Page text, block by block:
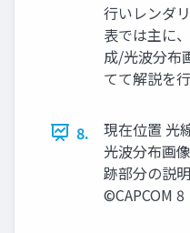
行いレンダ
表では主に
成/光波分布
てて解説を
8.
現在位置 光
光波分布画
跡部分の説
©CAPCOM 8